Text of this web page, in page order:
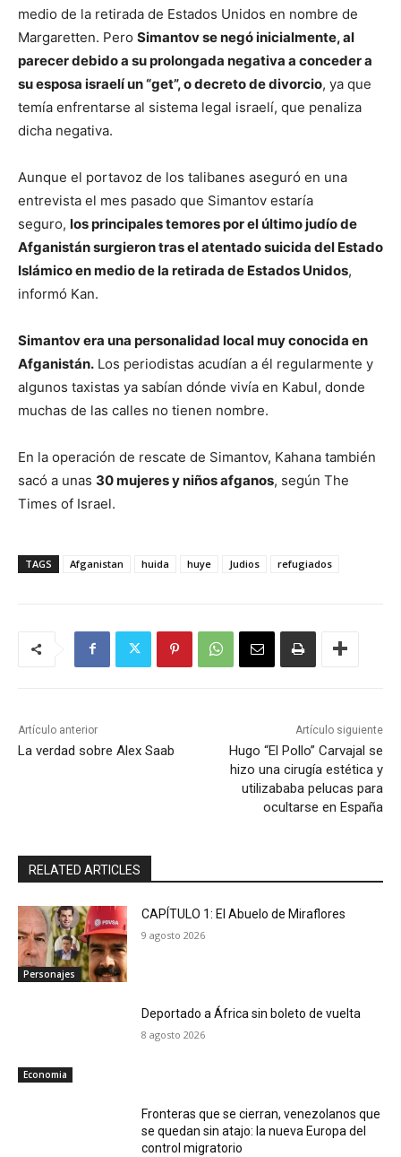
medio de la retirada de Estados Unidos en nombre de
Margaretten. Pero Simantov se negó inicialmente, al
parecer debido a su prolongada negativa a conceder a
su esposa israelí un “get”, o decreto de divorcio, ya que
temía enfrentarse al sistema legal israelí, que penaliza
dicha negativa.
Aunque el portavoz de los talibanes aseguró en una
entrevista el mes pasado que Simantov estaría
seguro, los principales temores por el último judío de
Afganistán surgieron tras el atentado suicida del Estado
Islámico en medio de la retirada de Estados Unidos,
informó Kan.
Simantov era una personalidad local muy conocida en
Afganistán. Los periodistas acudían a él regularmente y
algunos taxistas ya sabían dónde vivía en Kabul, donde
muchas de las calles no tienen nombre.
En la operación de rescate de Simantov, Kahana también
sacó a unas 30 mujeres y niños afganos, según The
Times of Israel.
TAGS Afganistan huida huye Judios refugiados
Artículo anterior
La verdad sobre Alex Saab
Artículo siguiente
Hugo “El Pollo” Carvajal se
hizo una cirugía estética y
utilizababa pelucas para
ocultarse en España
RELATED ARTICLES
Personajes
CAPÍTULO 1: El Abuelo de Miraflores
9 agosto 2026
Economia
Deportado a África sin boleto de vuelta
8 agosto 2026
Fronteras que se cierran, venezolanos que
se quedan sin atajo: la nueva Europa del
control migratorio